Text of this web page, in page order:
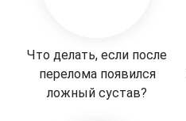
Что делать, если после
перелома появился
ложный сустав?